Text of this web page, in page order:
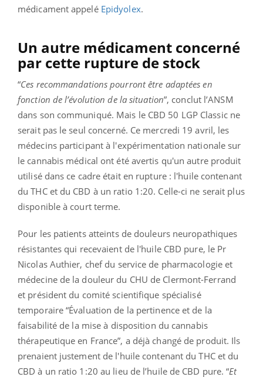
médicament appelé Epidyolex.
Un autre médicament concerné
par cette rupture de stock
“Ces recommandations pourront être adaptées en
fonction de l’évolution de la situation”, conclut l’ANSM
dans son communiqué. Mais le CBD 50 LGP Classic ne
serait pas le seul concerné. Ce mercredi 19 avril, les
médecins participant à l'expérimentation nationale sur
le cannabis médical ont été avertis qu'un autre produit
utilisé dans ce cadre était en rupture : l'huile contenant
du THC et du CBD à un ratio 1:20. Celle-ci ne serait plus
disponible à court terme.
Pour les patients atteints de douleurs neuropathiques
résistantes qui recevaient de l'huile CBD pure, le Pr
Nicolas Authier, chef du service de pharmacologie et
médecine de la douleur du CHU de Clermont-Ferrand
et président du comité scientifique spécialisé
temporaire “Évaluation de la pertinence et de la
faisabilité de la mise à disposition du cannabis
thérapeutique en France”, a déjà changé de produit. Ils
prenaient justement de l'huile contenant du THC et du
CBD à un ratio 1:20 au lieu de l’huile de CBD pure. “Et